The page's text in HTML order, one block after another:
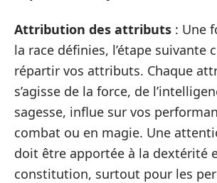
Attribution des attributs : Une
la race définies, l’étape suivante
répartir vos attributs. Chaque
s’agisse de la force, de
sagesse, influe sur vos
combat ou en magie. Une
doit être apportée à la dextérité
constitution, surtout pour les